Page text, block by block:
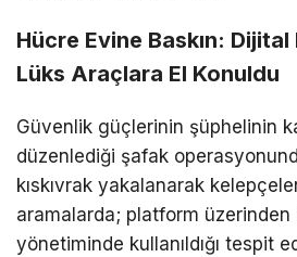
Hücre Evine Baskın:
Lüks Araçlara El Konuldu
Güvenlik güçlerinin şüphelinin
düzenlediği şafak
kıskıvrak yakalanarak
aramalarda; platform üzerinden
yönetiminde kullanıldığı tespit